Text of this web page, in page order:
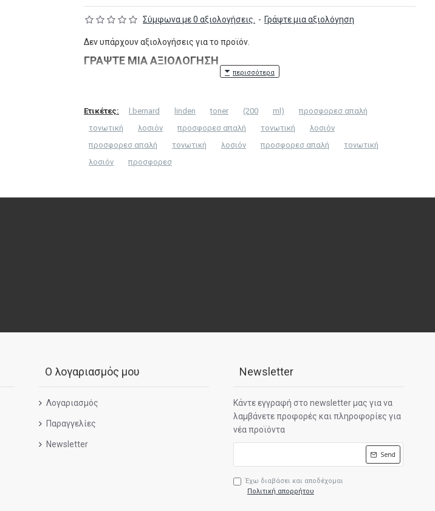
Σύμφωνα με 0 αξιολογήσεις. - Γράψτε μια αξιολόγηση
Δεν υπάρχουν αξιολογήσεις για το προϊόν.
ΓΡΆΨΤΕ ΜΙΑ ΑΞΙΟΛΌΓΗΣΗ
ΣΥΝΈΧΕΙΑ
Ετικέτες: l.bernard linden toner (200 ml)
προσφορεσ απαλή
τονωτική
λοσιόν προσφορεσ απαλή τονωτική
λοσιόν
προσφορεσ απαλή
τονωτική λοσιόν προσφορεσ απαλή
τονωτική
λοσιόν
προσφορεσ
Ο λογαριασμός μου
Λογαριασμός
Παραγγελίες
Newsletter
Newsletter
Κάντε εγγραφή στο newsletter μας για να
λαμβάνετε προφορές και πληροφορίες για
νέα προϊόντα
Send
Έχω διαβάσει και αποδέχομαι
Πολιτική απορρήτου